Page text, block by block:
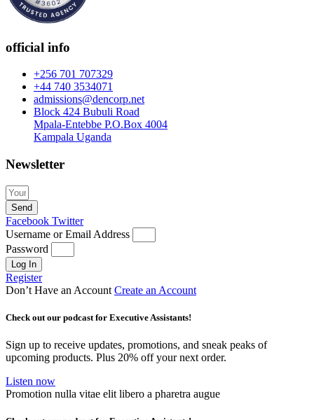
official info
+256 701 707329
+44 740 3534071
admissions@dencorp.net
Block 424 Bubuli Road
Mpala-Entebbe P.O.Box 4004
Kampala Uganda
Newsletter
Send
Facebook Twitter
Username or Email Address
Password
Log In
Register
Don’t Have an Account Create an Account
Check out our podcast for Executive Assistants!
Sign up to receive updates, promotions, and sneak peaks of
upcoming products. Plus 20% off your next order.
Listen now
Promotion nulla vitae elit libero a pharetra augue